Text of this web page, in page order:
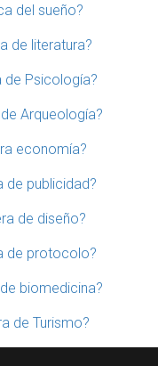
del sueño?
de literatura?
de Psicología?
Arqueología?
economía?
de publicidad?
de diseño?
de protocolo?
biomedicina?
de Turismo?